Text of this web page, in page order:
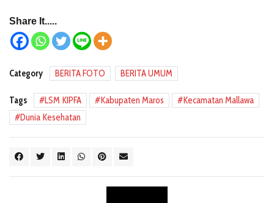
Share It.....
Category BERITA FOTO BERITA UMUM
Tags LSM KIPFA Kabupaten Maros
Kecamatan Mallawa
Dunia Kesehatan